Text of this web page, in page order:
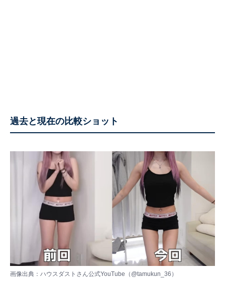
過去と現在の比較ショット
画像出典：ハウスダストさん公式YouTube（ @tamukun_36 ）